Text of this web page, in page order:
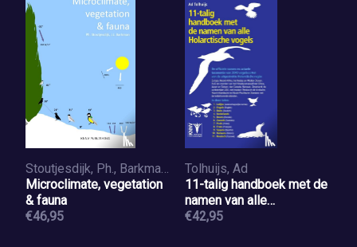
Stoutjesdijk, Ph., Barkman, J.J.
Microclimate, vegetation
& fauna
€46,95
Tolhuijs, Ad
11-talig handboek met de
namen van alle
Holarctische vogels
€42,95